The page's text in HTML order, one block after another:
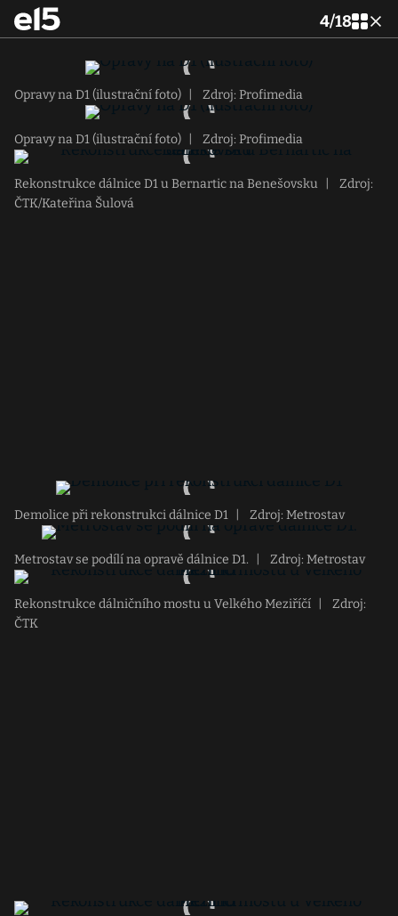
4/18
Opravy na D1 (ilustrační foto) Zdroj: Profimedia
Opravy na D1 (ilustrační foto) Zdroj: Profimedia
Rekonstrukce dálnice D1 u Bernartic na Benešovsku
Zdroj:
ČTK/Kateřina Šulová
Demolice při rekonstrukci dálnice D1 Zdroj: Metrostav
Metrostav se podílí na opravě dálnice D1. Zdroj: Metrostav
Rekonstrukce dálničního mostu u Velkého Meziříčí
Zdroj:
ČTK